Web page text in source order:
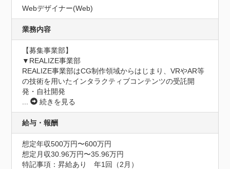
Webデザイナー(Web)
業務内容
【募集事業部】
▼REALIZE事業部
REALIZE事業部はCG制作領域からはじまり、VRやAR等
の技術を用いたインタラクティブコンテンツの受託開
発・自社開発
...
続きを見る
給与・報酬
想定年収500万円〜600万円
想定月収30.96万円〜35.96万円
特記事項：昇給あり　年1回（2月）